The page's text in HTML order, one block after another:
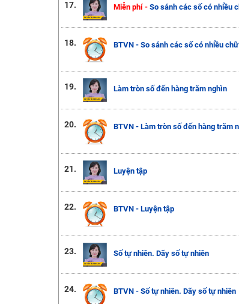
17. Miễn phí - So sánh các số có nhiều
18. BTVN - So sánh các số có nhiều
19. Làm tròn số đến hàng trăm nghìn
20. BTVN - Làm tròn số đến hàng trăm
21. Luyện tập
22. BTVN - Luyện tập
23. Số tự nhiên. Dãy số tự nhiên
24. BTVN - Số tự nhiên. Dãy số tự nhiên